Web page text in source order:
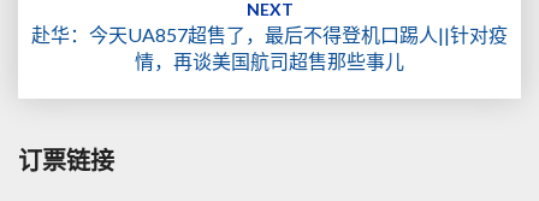
NEXT
赴华：今天UA857超售了，最后不得登机口踢人||针对疫
情，再谈美国航司超售那些事儿
订票链接